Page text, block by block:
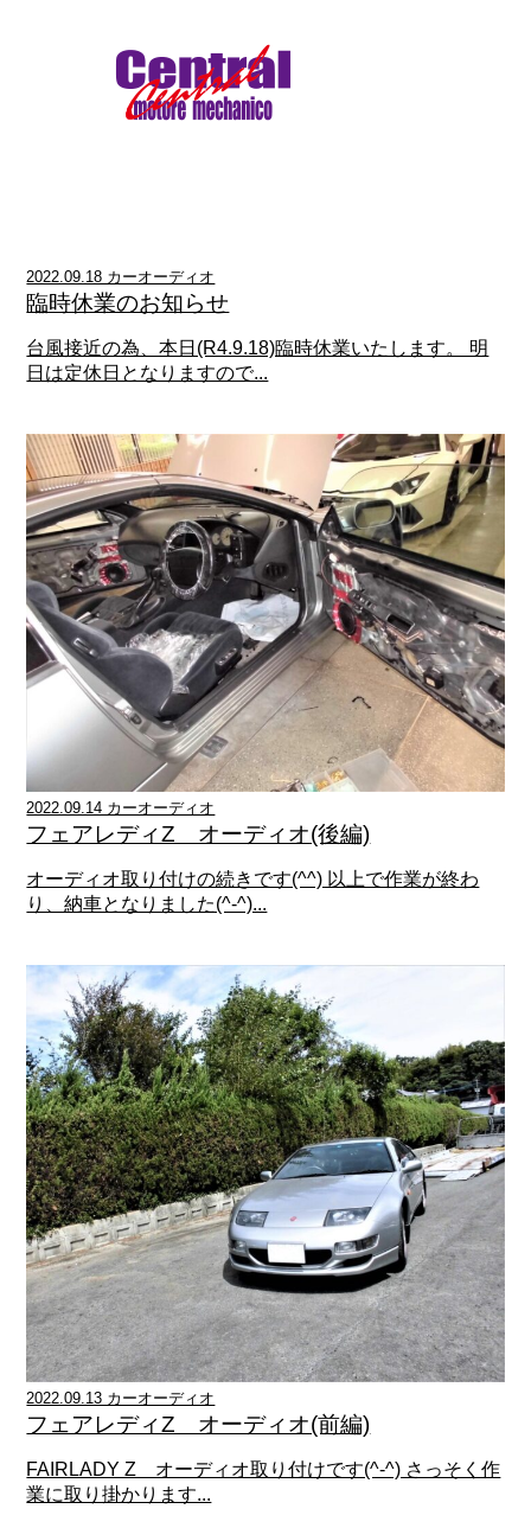
2022.09.18 カーオーディオ
臨時休業のお知らせ
台風接近の為、本日(R4.9.18)臨時休業いたします。 明
日は定休日となりますので...
2022.09.14 カーオーディオ
フェアレディZ オーディオ(後編)
オーディオ取り付けの続きです(^^) 以上で作業が終わ
り、納車となりました(^-^)...
2022.09.13 カーオーディオ
フェアレディZ オーディオ(前編)
FAIRLADY Z オーディオ取り付けです(^-^) さっそく作
業に取り掛かります...